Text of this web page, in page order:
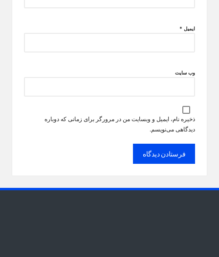
ایمیل *
وب‌ سایت
ذخیره نام، ایمیل و وبسایت من در مرورگر برای زمانی که دوباره
دیدگاهی می‌نویسم.